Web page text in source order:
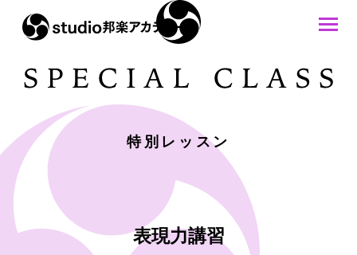
特別レッスン
表現力講習